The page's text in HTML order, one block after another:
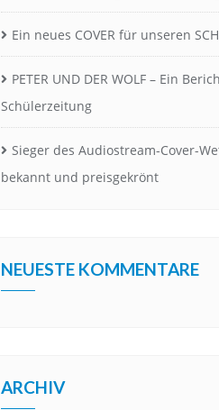
Ein neues COVER für unseren
PETER UND DER WOLF – Ein
Schülerzeitung
Sieger des Audiostream-Cover-
bekannt und preisgekrönt
NEUESTE KOMMENTARE
ARCHIV